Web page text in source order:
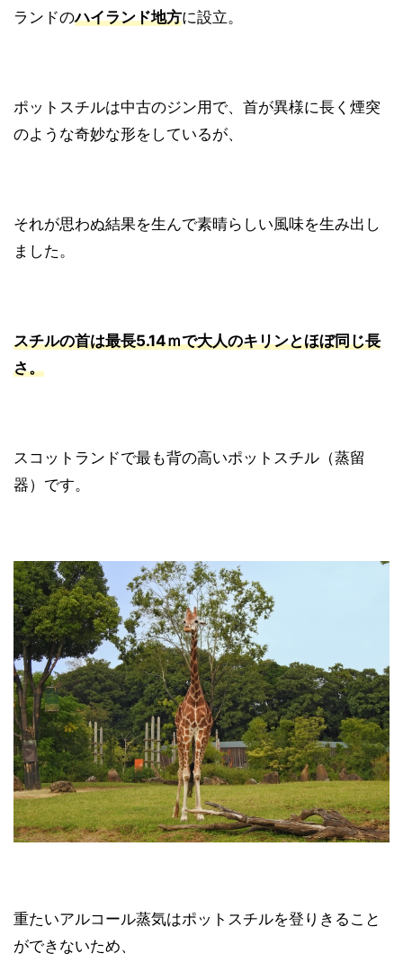
ランドのハイランド地方に設立。
ポットスチルは中古のジン用で、首が異様に長く煙突
のような奇妙な形をしているが、
それが思わぬ結果を生んで素晴らしい風味を生み出し
ました。
スチルの首は最長5.14ｍで大人のキリンとほぼ同じ長
さ。
スコットランドで最も背の高いポットスチル（蒸留
器）です。
重たいアルコール蒸気はポットスチルを登りきること
ができないため、